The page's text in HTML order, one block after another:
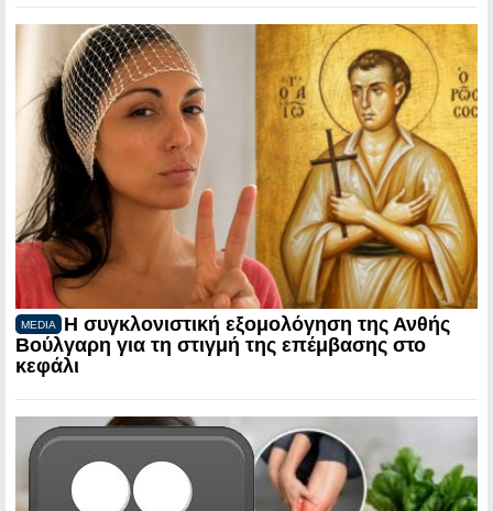
MEDIA
Η συγκλονιστική εξομολόγηση της Ανθής
Βούλγαρη για τη στιγμή της επέμβασης στο
κεφάλι